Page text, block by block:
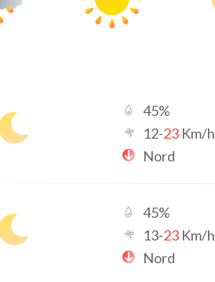
45%
12-23 Km/h
Nord
45%
13-23 Km/h
Nord